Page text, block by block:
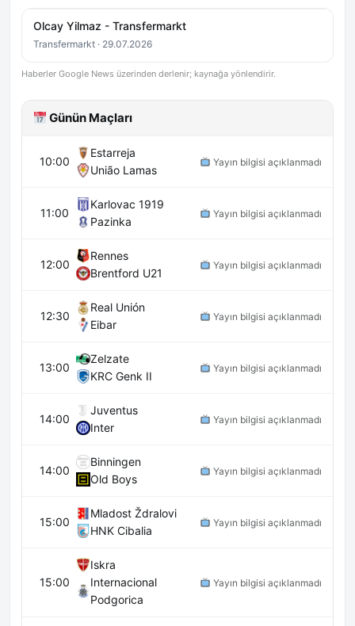
Olcay Yilmaz - Transfermarkt
Transfermarkt · 29.07.2026
Haberler Google News üzerinden derlenir; kaynağa yönlendirir.
Günün Maçları
10:00
Estarreja
União Lamas
Yayın bilgisi açıklanmadı
11:00
Karlovac 1919
Pazinka
Yayın bilgisi açıklanmadı
12:00
Rennes
Brentford U21
Yayın bilgisi açıklanmadı
12:30
Real Unión
Eibar
Yayın bilgisi açıklanmadı
13:00
Zelzate
KRC Genk II
Yayın bilgisi açıklanmadı
14:00
Juventus
Inter
Yayın bilgisi açıklanmadı
14:00
Binningen
Old Boys
Yayın bilgisi açıklanmadı
15:00
Mladost Ždralovi
HNK Cibalia
Yayın bilgisi açıklanmadı
15:00
Iskra
Internacional
Podgorica
Yayın bilgisi açıklanmadı